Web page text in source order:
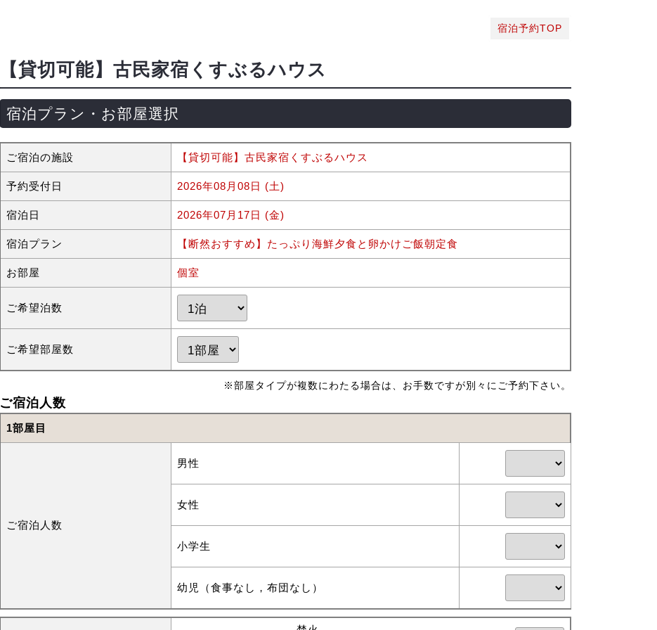
宿泊予約TOP
【貸切可能】古民家宿くすぶるハウス
宿泊プラン・お部屋選択
ご宿泊の施設 【貸切可能】古民家宿くすぶるハウス
予約受付日 2026年08月08日 (土)
宿泊日 2026年07月17日 (金)
宿泊プラン 【断然おすすめ】たっぷり海鮮夕食と卵かけご飯朝定食
お部屋 個室
ご希望泊数
ご希望部屋数
※部屋タイプが複数にわたる場合は、お手数ですが別々にご予約下さい。
ご宿泊人数
1部屋目
ご宿泊人数
男性
女性
小学生
幼児（食事なし，布団なし）